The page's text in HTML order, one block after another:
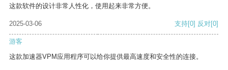
这款软件的设计非常人性化，使用起来非常方便。
2025-03-06 支持[0] 反对[0]
游客
这款加速器VPM应用程序可以给你提供最高速度和安全性的连接。